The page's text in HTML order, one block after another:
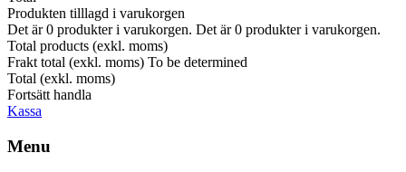
Produkten tilllagd i varukorgen
Det är0 produkter i varukorgen. Det är0 produkter i varukorgen.
Total products (exkl. moms)
Frakt total (exkl. moms) To be determined
Total (exkl. moms)
Fortsätt handla
Kassa
Menu